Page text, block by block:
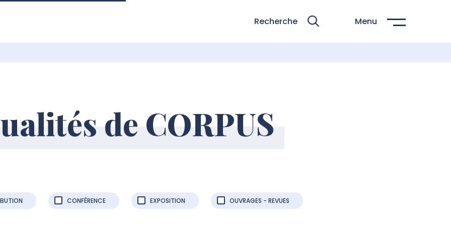
Recherche Menu
de CORPUS
CONFÉRENCE EXPOSITION OUVRAGES - REVUES